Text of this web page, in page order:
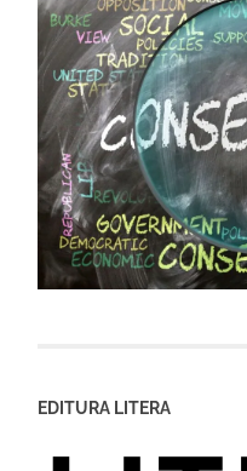
EDITURA LITERA